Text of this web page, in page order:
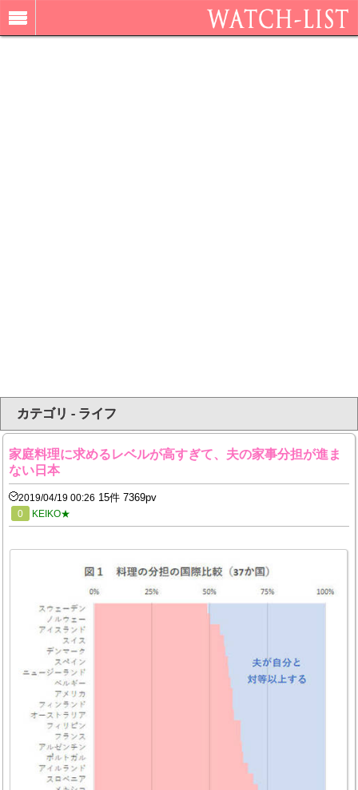
カテゴリ - ライフ
家庭料理に求めるレベルが高すぎて、夫の家事分担が進ま
ない日本
2019/04/19 00:26 15件 7369pv
0 KEIKO★